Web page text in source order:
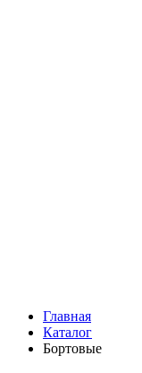
Главная
Каталог
Бортовые